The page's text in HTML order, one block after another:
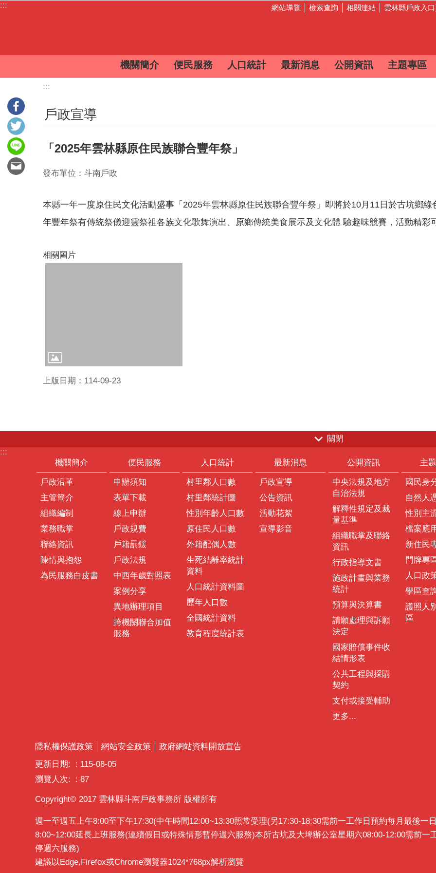
跳到主要內容區塊
::: 網站導覽 檢索查詢 相關連結 雲林縣戶政入
機關簡介 便民服務 人口統計 最新消息 公開資訊 主題專區
:::
戶政宣導
「2025年雲林縣原住民族聯合豐年祭」
發布單位：斗南戶政
本縣一年一度原住民文化活動盛事「2025年雲林縣原住民族聯合豐年祭」即將於10月11日於古坑鄉
年豐年祭有傳統祭儀迎靈祭祖各族文化歌舞演出、原鄉傳統美食展示及文化體 驗趣味競賽，活動精彩
相關圖片
上版日期：114-09-23
關閉
:::
機關簡介
戶政沿革
主管簡介
組織編制
業務職掌
聯絡資訊
陳情與抱怨
為民服務白皮書
便民服務
申辦須知
表單下載
線上申辦
戶政規費
戶籍罰鍰
戶政法規
中西年歲對照表
案例分享
異地辦理項目
跨機關聯合加值
服務
人口統計
村里鄰人口數
村里鄰統計圖
性別年齡人口數
原住民人口數
外籍配偶人數
生死結離率統計
資料
人口統計資料圖
歷年人口數
全國統計資料
教育程度統計表
最新消息
戶政宣導
公告資訊
活動花絮
宣導影音
公開資訊
中央法規及地方
自治法規
解釋性規定及裁
量基準
組織職掌及聯絡
資訊
行政指導文書
施政計畫與業務
統計
預算與決算書
請願處理與訴願
決定
國家賠償事件收
結情形表
公共工程與採購
契約
支付或接受輔助
更多...
主
國民身
自然人
性別主
檔案應
新住民
門牌專
人口政
學區查
護照人
區
隱私權保護政策 網站安全政策
政府網站資料開放宣告
更新日期:
115-08-05
瀏覽人次:
87
Copyright© 2017 雲林縣斗南戶政事務所 版權所有
週一至週五上午8:00至下午17:30(中午時間12:00~13:30照常受理(另17:30-18:30需前一工作日預約每月最後一
8:00~12:00延長上班服務(連續假日或特殊情形暫停週六服務)本所古坑及大埤辦公室星期六08:00-12:00需前一
停週六服務)
建議以Edge,Firefox或Chrome瀏覽器1024*768px解析瀏覽